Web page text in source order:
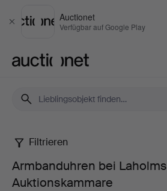
Schließen
Auctionet
Verfügbar auf Google Play
Armbanduhren
bei
Filtrieren
Armbanduhren bei Laholms
Auktionskammare